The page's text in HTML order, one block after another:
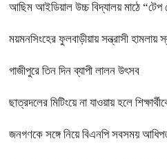
আছিম আইডিয়াল উচ্চ বিদ্যালয় মাঠে “টেপ
ময়মনসিংহের ফুলবাড়ীয়ায় সন্ত্রাসী
গাজীপুরে তিন দিন ব্যাপী লালন উৎসব
ছাত্রদলের মিটিংয়ে না যাওয়ায় হলে
জনগণকে সঙ্গে নিয়ে বিএনপি সবসময়